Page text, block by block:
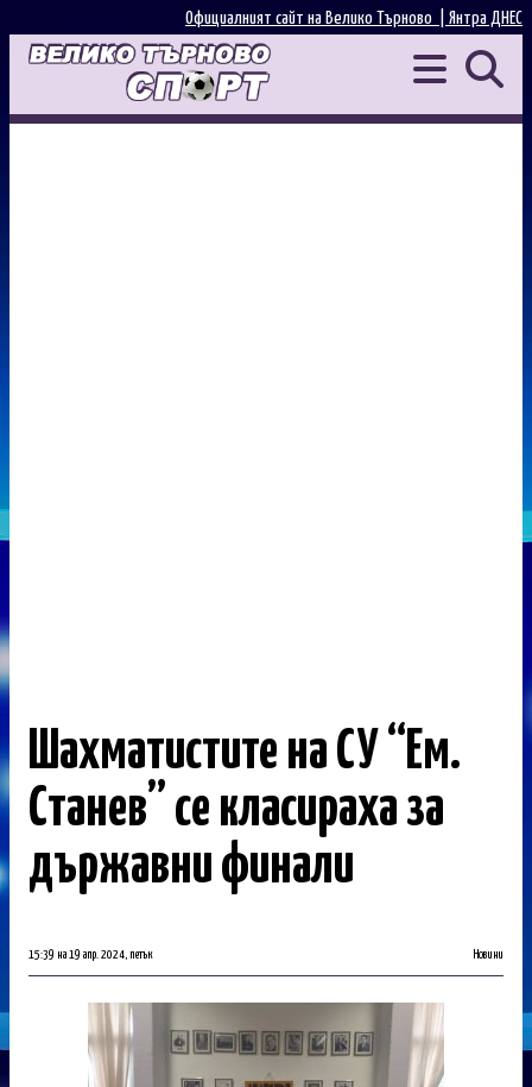
Янтра ДНЕС
Официалният сайт на Велико Търново |
Шахматистите на СУ “Ем.
Станев” се класираха за
държавни финали
15:39 на 19 апр. 2024, петък Новини